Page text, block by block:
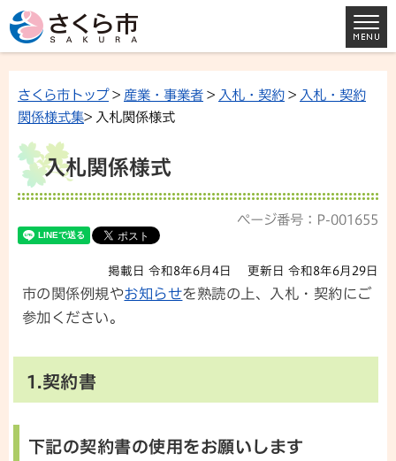
さくら市トップ> 産業・事業者 > 入札・契約 > 入札・契約
関係様式集> 入札関係様式
入札関係様式
ページ番号：P-001655
掲載日 令和8年6月4日 更新日 令和8年6月29日
市の関係例規やお知らせを熟読の上、入札・契約にご
参加ください。
1.契約書
下記の契約書の使用をお願いします